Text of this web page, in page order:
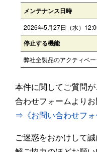
メンテナンス日時
2026年5月27日（水）
停止する機能
弊社全製品のアクティベ
本件に関してご質問
合わせフォームよりお
⇒《お問い合わせフォ
ご迷惑をおかけして